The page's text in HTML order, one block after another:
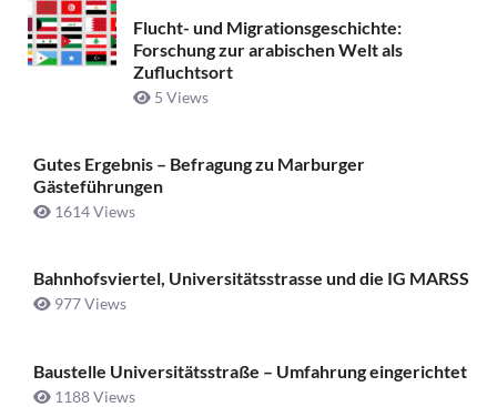
Flucht- und Migrationsgeschichte:
Forschung zur arabischen Welt als
Zufluchtsort
5 Views
Gutes Ergebnis – Befragung zu Marburger
Gästeführungen
1614 Views
Bahnhofsviertel, Universitätsstrasse und die IG MARSS
977 Views
Baustelle Universitätsstraße ­– Umfahrung eingerichtet
1188 Views